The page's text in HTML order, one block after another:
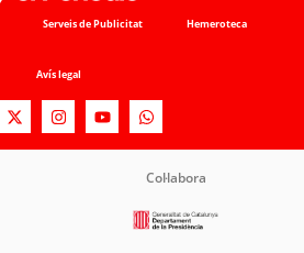
Serveis de Publicitat Hemeroteca
Avís legal
Col·labora